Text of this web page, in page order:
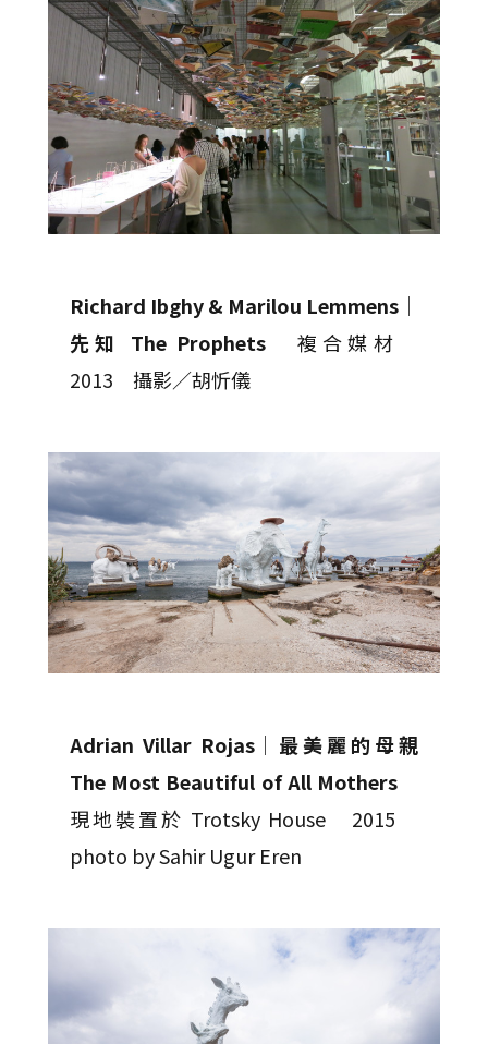
Richard Ibghy & Marilou Lemmens │
先知 The Prophets 複合媒材
2013 攝影／胡忻儀
Adrian Villar Rojas │ 最美麗的母親
The Most Beautiful of All Mothers
現地裝置於 Trotsky House 2015
photo by Sahir Ugur Eren